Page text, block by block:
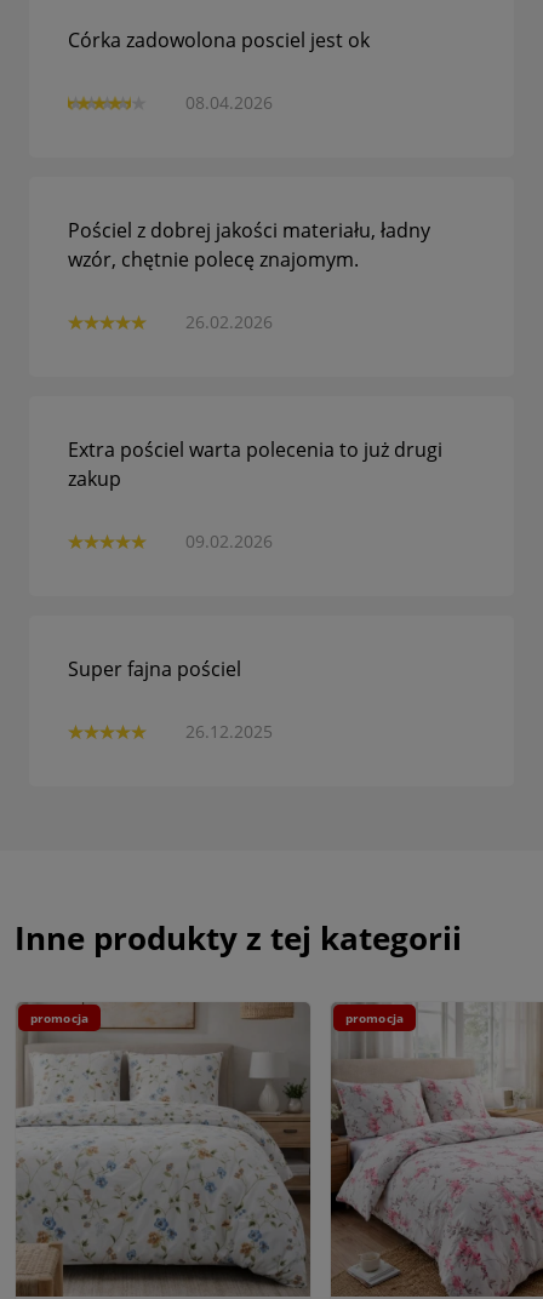
08.04.2026
Córka zadowolona posciel jest ok
26.02.2026
Pościel z dobrej jakości materiału, ładny
wzór, chętnie polecę znajomym.
09.02.2026
Extra pościel warta polecenia to już drugi
zakup
26.12.2025
Super fajna pościel
Inne produkty z tej kategorii
promocja promocja